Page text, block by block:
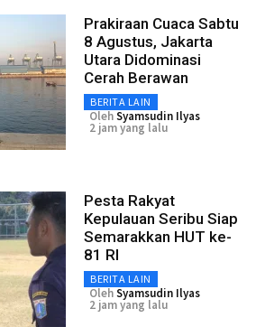
Prakiraan Cuaca Sabtu
8 Agustus, Jakarta
Utara Didominasi
Cerah Berawan
BERITA LAIN
OlehSyamsudin Ilyas
2 jam yang lalu
Pesta Rakyat
Kepulauan Seribu Siap
Semarakkan HUT ke-
81 RI
BERITA LAIN
OlehSyamsudin Ilyas
2 jam yang lalu